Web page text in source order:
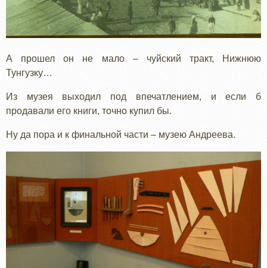
А прошел он не мало – чуйский тракт, Нижнюю
Тунгузку…
Из музея выходил под впечатлением, и если б
продавали его книги, точно купил бы.
Ну да пора и к финальной части – музею Андреева.